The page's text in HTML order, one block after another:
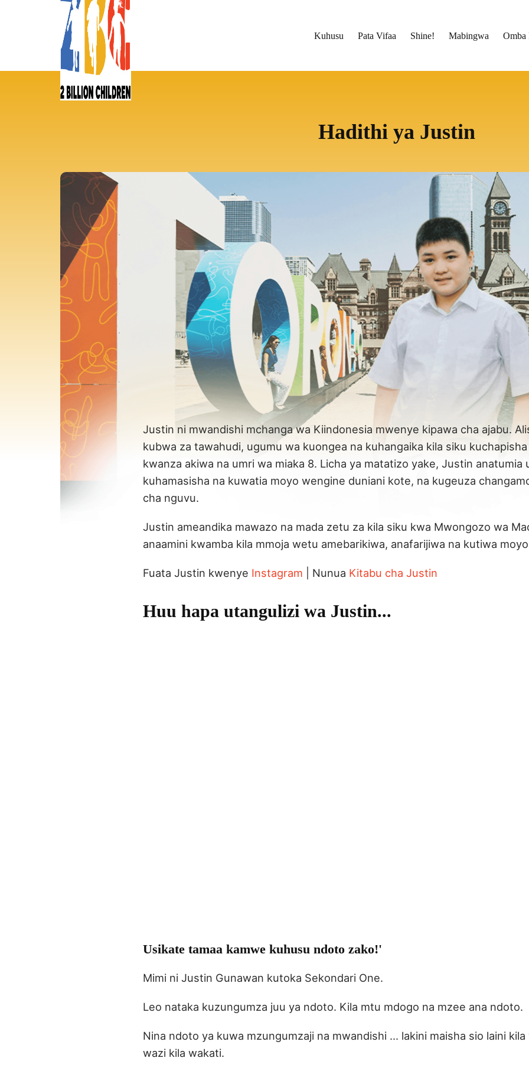
Kuhusu Pata Vifaa Shine! Mabingwa Omba
Hadithi ya Justin
Justin ni mwandishi mchanga wa Kiindonesia mwenye kipawa cha ajabu.
kubwa za tawahudi, ugumu wa kuongea na kuhangaika kila siku
kwanza akiwa na umri wa miaka 8. Licha ya matatizo yake, Justin anatumia
kuhamasisha na kuwatia moyo wengine duniani kote, na kugeuza
cha nguvu.
Justin ameandika mawazo na mada zetu za kila siku kwa Mwongozo wa
anaamini kwamba kila mmoja wetu amebarikiwa, anafarijiwa na kutiwa
Fuata Justin kwenye Instagram | Nunua Kitabu cha Justin
Huu hapa utangulizi wa Justin...
Usikate tamaa kamwe kuhusu ndoto zako!'
Mimi ni Justin Gunawan kutoka Sekondari One.
Leo nataka kuzungumza juu ya ndoto. Kila mtu mdogo na mzee ana ndoto.
Nina ndoto ya kuwa mzungumzaji na mwandishi ... lakini maisha sio laini
wazi kila wakati.